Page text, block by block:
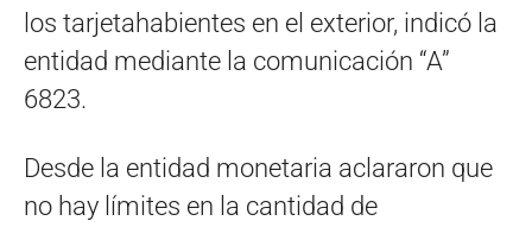
los tarjetahabientes en el exterior, indicó la
entidad mediante la comunicación “A”
6823.
Desde la entidad monetaria aclararon que
no hay límites en la cantidad de